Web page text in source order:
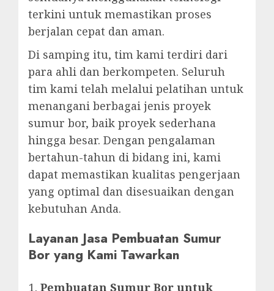
terkini untuk memastikan proses
berjalan cepat dan aman.
Di samping itu, tim kami terdiri dari
para ahli dan berkompeten. Seluruh
tim kami telah melalui pelatihan untuk
menangani berbagai jenis proyek
sumur bor, baik proyek sederhana
hingga besar. Dengan pengalaman
bertahun-tahun di bidang ini, kami
dapat memastikan kualitas pengerjaan
yang optimal dan disesuaikan dengan
kebutuhan Anda.
Layanan Jasa Pembuatan Sumur
Bor yang Kami Tawarkan
Pembuatan Sumur Bor untuk